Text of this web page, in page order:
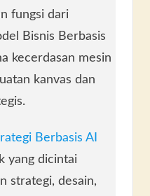
fungsi dari
Bisnis Berbasis
kecerdasan mesin
kanvas dan
Berbasis AI
yang dicintai
strategi, desain,